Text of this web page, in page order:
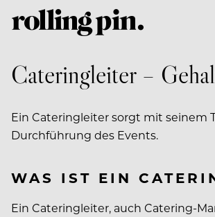
Cateringleiter –
Ein Cateringleiter sorgt mit seinem
Durchführung des Events.
WAS IST EIN
Ein Cateringleiter, auch Catering-